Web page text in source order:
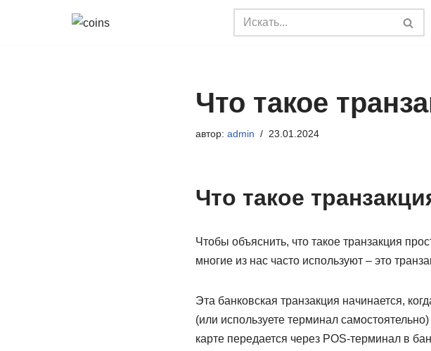
Что такое
автор: admin 23.01.2024
Что такое
Чтобы объяснить, что такое транзакция
многие из нас часто используют – это
Эта банковская транзакция начинается,
(или используете терминал
карте передается через POS-терминал в